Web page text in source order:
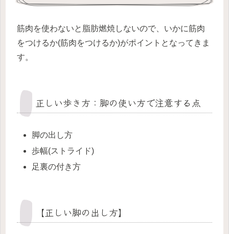
筋肉を使わないと脂肪燃焼しないので、いかに筋肉
をつけるか(筋肉をつけるか)がポイントとなってきま
す。
正しい歩き方：脚の使い方で注意する点
脚の出し方
歩幅(ストライド)
足裏の付き方
【正しい脚の出し方】